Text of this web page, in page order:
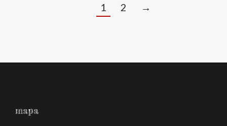
1 2 →
mapa